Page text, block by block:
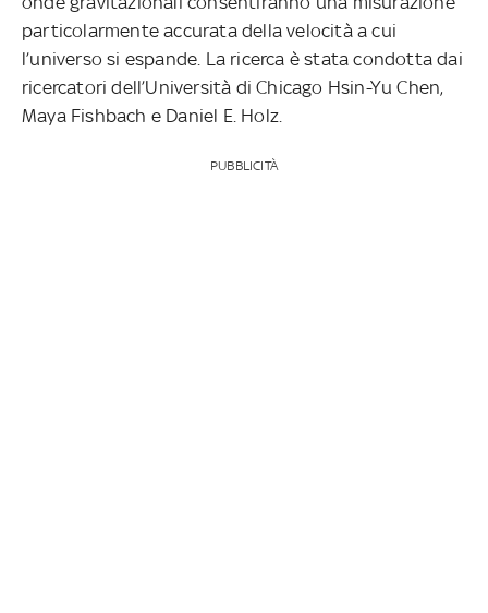
particolarmente accurata della velocità a cui
l’universo si espande. La ricerca è stata condotta dai
ricercatori dell’Università di Chicago Hsin-Yu Chen,
Maya Fishbach e Daniel E. Holz.
PUBBLICITÀ